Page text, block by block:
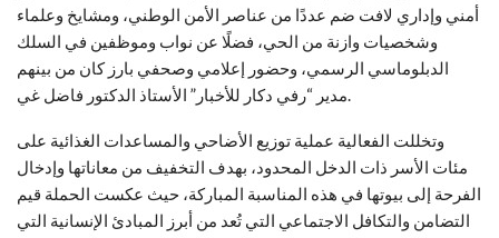
أمني وإداري لافت ضم عددًا من عناصر الأمن الوطني، ومشايخ وعلماء
وشخصيات وازنة من الحي، فضلًا عن نواب وموظفين في السلك
الدبلوماسي الرسمي، وحضور إعلامي وصحفي بارز كان من بينهم
مدير “رفي دكار للأخبار” الأستاذ الدكتور فاضل غي.
وتخللت الفعالية عملية توزيع الأضاحي والمساعدات الغذائية على
مئات الأسر ذات الدخل المحدود، بهدف التخفيف من معاناتها وإدخال
الفرحة إلى بيوتها في هذه المناسبة المباركة، حيث عكست الحملة قيم
التضامن والتكافل الاجتماعي التي تُعد من أبرز المبادئ الإنسانية التي